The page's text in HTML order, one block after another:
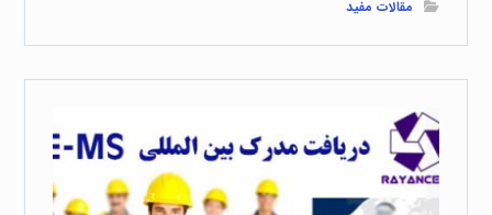
مقالات مفید